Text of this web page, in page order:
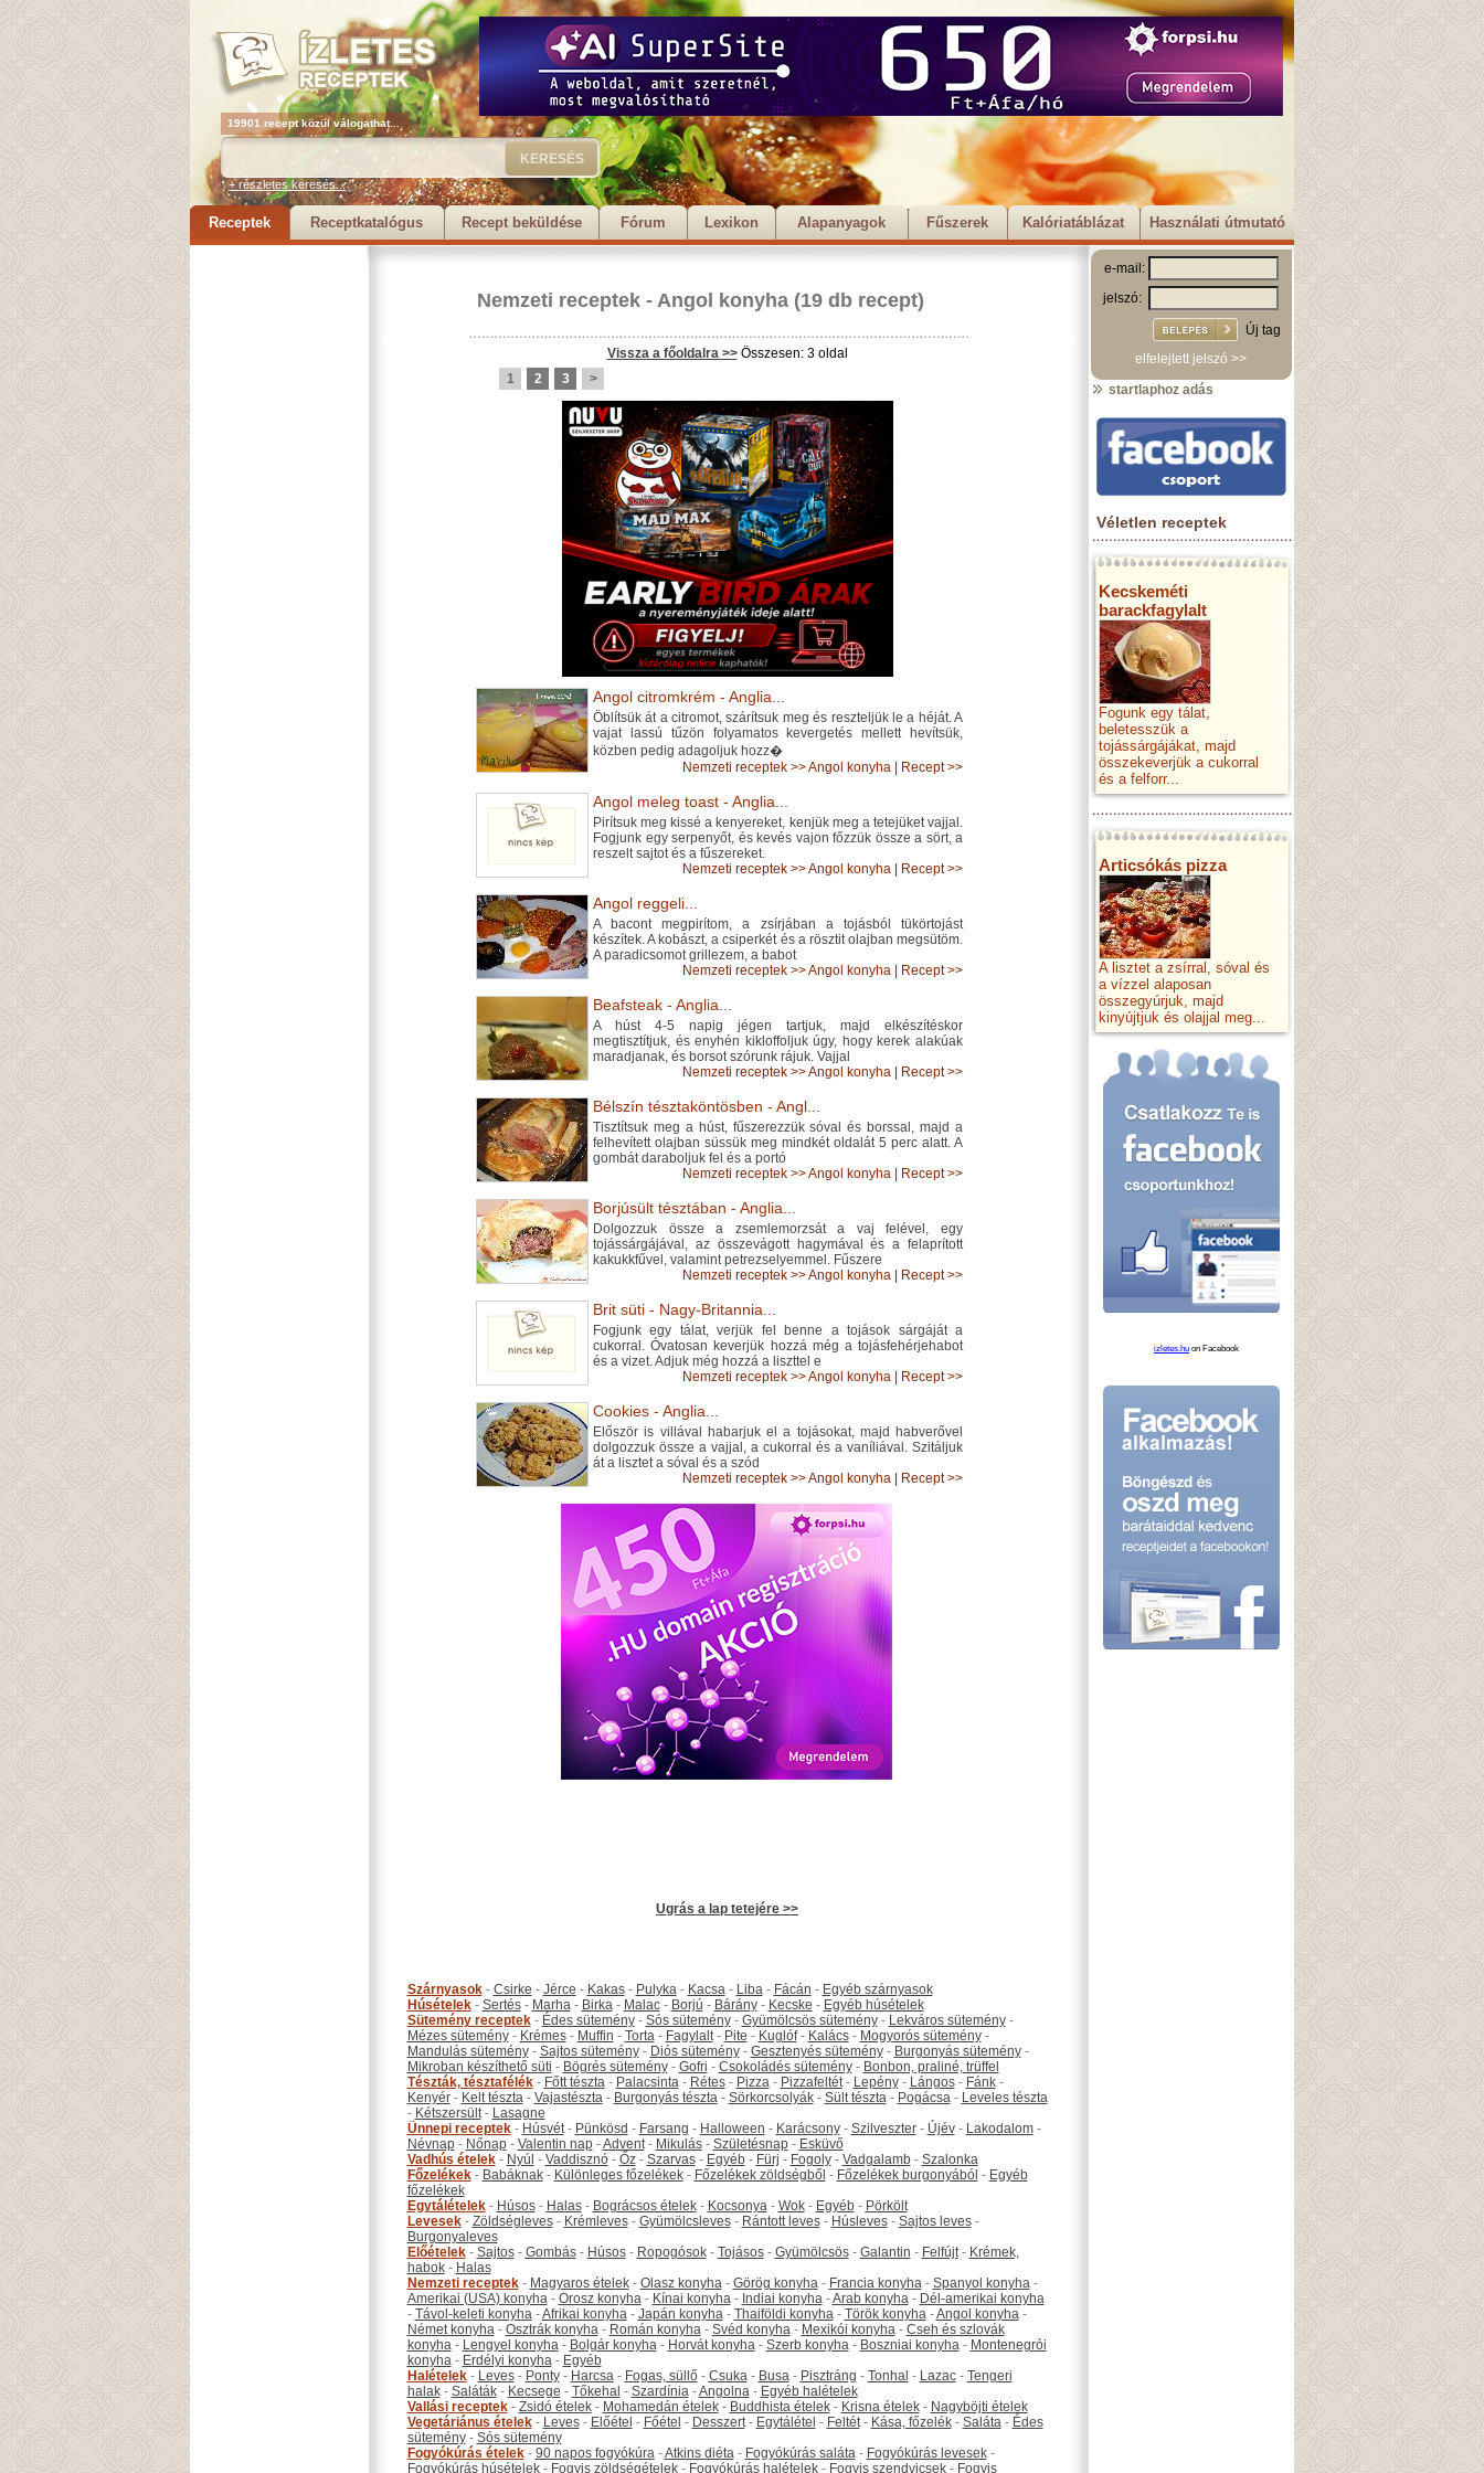
19901 recept közül válogathat...
+ részletes keresés...
Receptek Receptkatalógus Recept beküldése Fórum Lexikon Alapanyagok Fűszerek Kalóriatáblázat Használati útmutató
Nemzeti receptek - Angol konyha (19 db recept)
Vissza a főoldalra >>Összesen: 3 oldal
1
2 3 >
Angol citromkrém - Anglia...
Öblítsük át a citromot, szárítsuk meg és reszteljük le a héját. A
vajat lassú tűzön folyamatos kevergetés mellett hevítsük,
közben pedig adagoljuk hozz�
Nemzeti receptek >>Angol konyha Recept >>
Angol meleg toast - Anglia...
Pirítsuk meg kissé a kenyereket, kenjük meg a tetejüket vajjal.
Fogjunk egy serpenyőt, és kevés vajon főzzük össze a sört, a
reszelt sajtot és a fűszereket.
Nemzeti receptek >>Angol konyha Recept >>
Angol reggeli...
A bacont megpirítom, a zsírjában a tojásból tükörtojást
készítek. A kobászt, a csiperkét és a rösztit olajban megsütöm.
A paradicsomot grillezem, a babot
Nemzeti receptek >>Angol konyha Recept >>
Beafsteak - Anglia...
A húst 4-5 napig jégen tartjuk, majd elkészítéskor
megtisztítjuk, és enyhén kikloffoljuk úgy, hogy kerek alakúak
maradjanak, és borsot szórunk rájuk. Vajjal
Nemzeti receptek >>Angol konyha Recept >>
Bélszín tésztaköntösben - Angl...
Tisztítsuk meg a húst, fűszerezzük sóval és borssal, majd a
felhevített olajban süssük meg mindkét oldalát 5 perc alatt. A
gombát daraboljuk fel és a portó
Nemzeti receptek >>Angol konyha Recept >>
Borjúsült tésztában - Anglia...
Dolgozzuk össze a zsemlemorzsát a vaj felével, egy
tojássárgájával, az összevágott hagymával és a felaprított
kakukkfűvel, valamint petrezselyemmel. Fűszere
Nemzeti receptek >>Angol konyha Recept >>
Brit süti - Nagy-Britannia...
Fogjunk egy tálat, verjük fel benne a tojások sárgáját a
cukorral. Óvatosan keverjük hozzá még a tojásfehérjehabot
és a vizet. Adjuk még hozzá a liszttel e
Nemzeti receptek >>Angol konyha Recept >>
Cookies - Anglia...
Először is villával habarjuk el a tojásokat, majd habverővel
dolgozzuk össze a vajjal, a cukorral és a vaníliával. Szitáljuk
át a lisztet a sóval és a szód
Nemzeti receptek >>Angol konyha Recept >>
Ugrás a lap tetejére >>
Szárnyasok- Csirke - Jérce - Kakas- Pulyka- Kacsa- Liba- Fácán - Egyéb szárnyasok
Húsételek- Sertés- Marha- Birka- Malac- Borjú - Bárány- Kecske - Egyéb húsételek
Sütemény receptek- Édes sütemény- Sós sütemény- Gyümölcsös sütemény- Lekváros sütemény-
Mézes sütemény- Krémes- Muffin - Torta- Fagylalt- Pite - Kuglóf- Kalács- Mogyorós sütemény-
Mandulás sütemény- Sajtos sütemény- Diós sütemény- Gesztenyés sütemény- Burgonyás sütemény-
Mikroban készíthető süti - Bögrés sütemény- Gofri - Csokoládés sütemény- Bonbon, praliné, trüffel
Tészták, tésztafélék- Főtt tészta- Palacsinta- Rétes- Pizza- Pizzafeltét- Lepény- Lángos- Fánk-
Kenyér- Kelt tészta- Vajastészta- Burgonyás tészta- Sörkorcsolyák- Sült tészta- Pogácsa- Leveles tészta
- Kétszersült- Lasagne
Ünnepi receptek- Húsvét- Pünkösd - Farsang - Halloween - Karácsony- Szilveszter- Újév- Lakodalom-
Névnap- Nőnap- Valentin nap-Advent- Mikulás- Születésnap- Esküvő
Vadhús ételek- Nyúl - Vaddisznó- Őz- Szarvas- Egyéb- Fürj - Fogoly- Vadgalamb- Szalonka
Főzelékek- Babáknak- Különleges főzelékek- Főzelékek zöldségből - Főzelékek burgonyából - Egyéb
főzelékek
Egytálételek- Húsos- Halas- Bográcsos ételek- Kocsonya- Wok- Egyéb- Pörkölt
Levesek- Zöldségleves- Krémleves- Gyümölcsleves- Rántott leves- Húsleves- Sajtos leves-
Burgonyaleves
Előételek- Sajtos- Gombás- Húsos- Ropogósok- Tojásos- Gyümölcsös- Galantin - Felfújt- Krémek,
habok- Halas
Nemzeti receptek- Magyaros ételek- Olasz konyha- Görög konyha- Francia konyha- Spanyol konyha-
Amerikai (USA) konyha- Orosz konyha- Kínai konyha- Indiai konyha-Arab konyha- Dél-amerikai konyha
- Távol-keleti konyha-Afrikai konyha- Japán konyha- Thaiföldi konyha- Török konyha-Angol konyha-
Német konyha- Osztrák konyha- Román konyha- Svéd konyha- Mexikói konyha- Cseh és szlovák
konyha- Lengyel konyha- Bolgár konyha- Horvát konyha- Szerb konyha- Boszniai konyha- Montenegrói
konyha- Erdélyi konyha- Egyéb
Halételek- Leves- Ponty- Harcsa- Fogas, süllő- Csuka- Busa- Pisztráng - Tonhal - Lazac- Tengeri
halak- Saláták- Kecsege - Tőkehal - Szardínia-Angolna- Egyéb halételek
Vallási receptek- Zsidó ételek- Mohamedán ételek- Buddhista ételek- Krisna ételek- Nagyböjti ételek
Vegetáriánus ételek- Leves- Előétel - Főétel - Desszert- Egytálétel - Feltét- Kása, főzelék- Saláta- Édes
sütemény- Sós sütemény
Fogyókúrás ételek- 90 napos fogyókúra-Atkins diéta- Fogyókúrás saláta- Fogyókúrás levesek-
Fogyókúrás húsételek- Fogyis zöldségételek- Fogyókúrás halételek- Fogyis szendvicsek- Fogyis
e-mail:
jelszó:
Új tag
elfelejtett jelszó >>
startlaphoz adás
Véletlen receptek
Kecskeméti
barackfagylalt
Fogunk egy tálat,
beletesszük a
tojássárgájákat, majd
összekeverjük a cukorral
és a felforr...
Articsókás pizza
A lisztet a zsírral, sóval és
a vízzel alaposan
összegyúrjuk, majd
kinyújtjuk és olajjal meg...
izletes.hu on Facebook